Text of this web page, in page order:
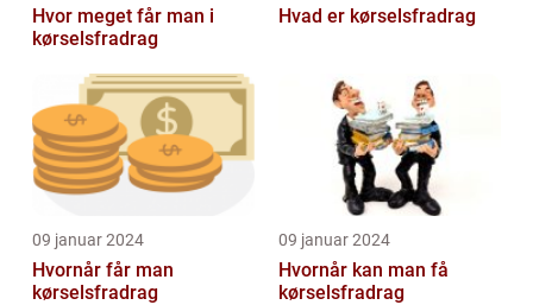
Hvor meget får man i
kørselsfradrag
Hvad er kørselsfradrag
09 januar 2024
Hvornår får man
kørselsfradrag
09 januar 2024
Hvornår kan man få
kørselsfradrag